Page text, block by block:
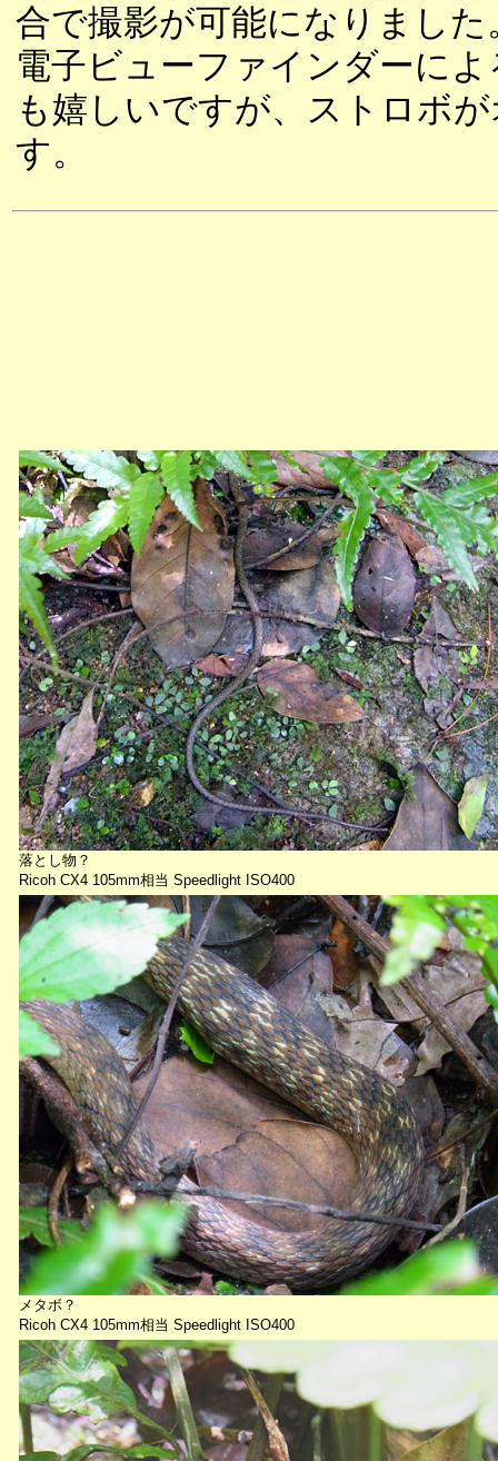
合で撮影が可能になりました
電子ビューファインダーに
も嬉しいですが、ストロボ
す。
落とし物？
Ricoh CX4 105mm相当 Speedlight ISO400
メタボ？
Ricoh CX4 105mm相当 Speedlight ISO400